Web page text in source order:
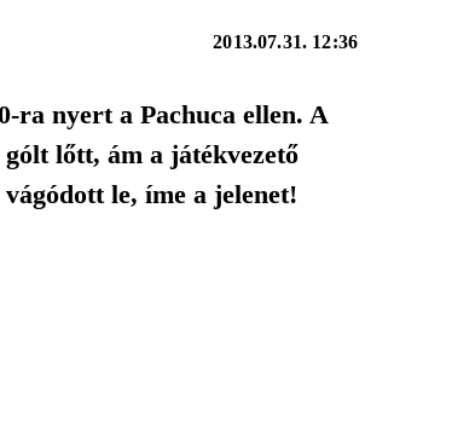
2013.07.31. 12:36
ra nyert a Pachuca ellen. A
lőtt, ám a játékvezető
le, íme a jelenet!